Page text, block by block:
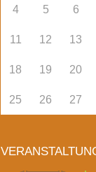
4 5 6
11 12 13
18 19 20
25 26 27